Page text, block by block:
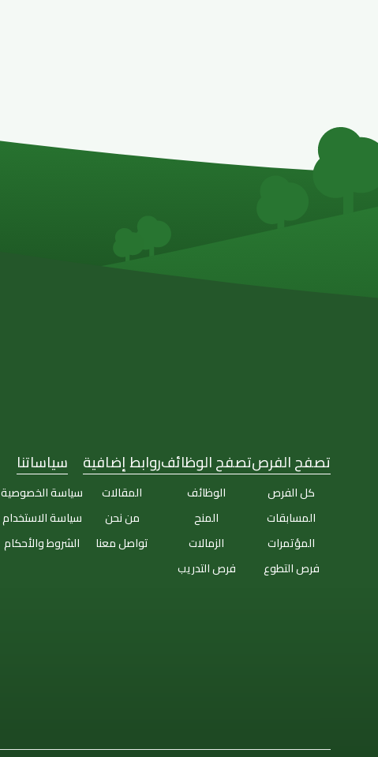
تصفح الفرص
كل الفرص
المسابقات
المؤتمرات
فرص التطوع
تصفح الوظائف
الوظائف
المنح
الزمالات
فرص التدريب
روابط إضافية
المقالات
من نحن
تواصل معنا
سياساتنا
سياسة الخصوصية
سياسة الاستخدام
الشروط والأحكام